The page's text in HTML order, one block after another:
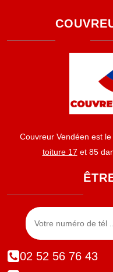
Couvreur Vendéen est
toiture 17 et 85
02 52 56 76 43